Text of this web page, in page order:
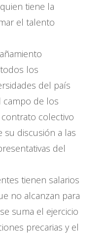
tiene la
el talento
los
del país
campo de los
colectivo
su discusión a las
del
tienen salarios
no alcanzan para
suma el ejercicio
precarias y el